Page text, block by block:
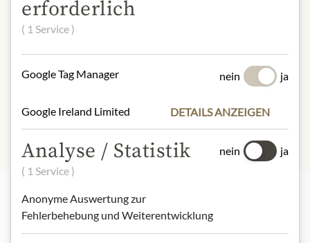
Produktdesign von der Abbildung
abweichen kann.
ZUTATEN & ALLERGENE
Highlights aus unserem Sortiment
erforderlich
( 1 Service )
Google Tag Manager nein ja
Google Ireland Limited DETAILS ANZEIGEN
Analyse / Statistik
( 1 Service )
Anonyme Auswertung zur
Fehlerbehebung und Weiterentwicklung
nein ja